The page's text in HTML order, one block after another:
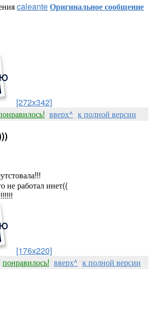
caleanteОригинальное сообщение
[272x342]
вверх^ к полной версии
не работал инет((
[176x220]
понравилось! вверх^ к полной версии